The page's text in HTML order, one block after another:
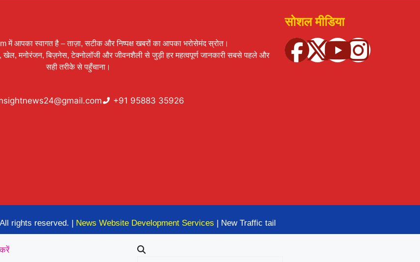
आपका स्वागत है – ताज़ा, सटीक और निष्पक्ष खबरों का आपका भरोसेमंद स्रोत।
खेल, मनोरंजन, बिज़नेस, टेक्नोलॉजी और जीवनशैली से जुड़ी हर महत्वपूर्ण जानकारी सबसे पहले और
सही तरीके से पहुँचाना।
+91 95883 35926
सोशल मीडिया
rights reserved. | News Website Development Services | New Traffic tail